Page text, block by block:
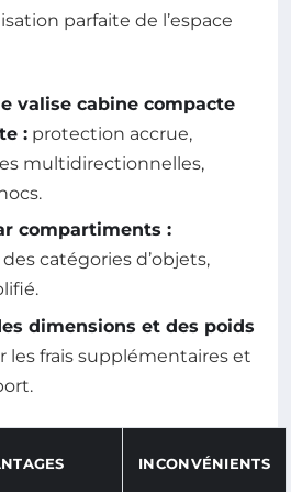
parfaite de l’espace
valise cabine compacte
: protection accrue,
multidirectionnelles,
compartiments :
catégories d’objets,
dimensions et des poids
les frais supplémentaires et
INCONVÉNIENTS